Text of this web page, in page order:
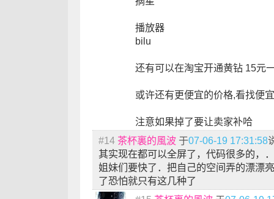
播放器
bilu
还有可以在淘宝开通黄钻 15元
或许还有更便宜的价格,看找便
注意如果掉了要让卖家补哈
#14 茶杯裏的風波 于07-06-19 17:31:58
其实现在都可以全屏了，代码很多的，
姐妹们要快了．把自己的空间弄的漂漂
了恐怕就只有这几种了